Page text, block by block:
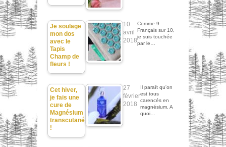
Je soulage
mon dos
avec le
Tapis
Champ de
fleurs !
10
avril
2018
Comme 9
Français sur 10,
je suis touchée
par le…
Cet hiver,
je fais une
cure de
Magnésium
transcutané
!
27
février
2018
Il paraît qu'on
est tous
carencés en
magnésium. A
quoi…